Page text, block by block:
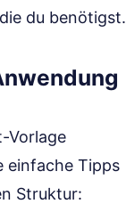
du benötigst.
Vorlage
einfache Tipps
Struktur: